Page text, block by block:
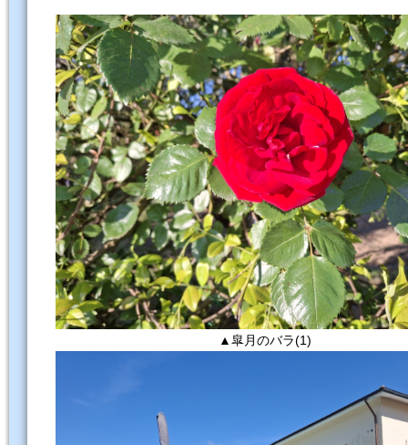
▲皐月のバラ(1)